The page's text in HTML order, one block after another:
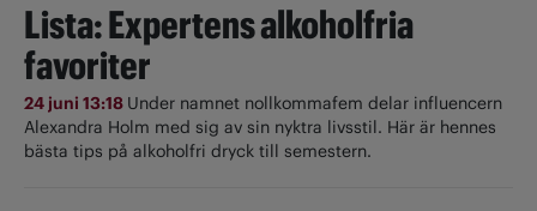
Lista: Expertens alkoholfria
favoriter
24 juni 13:18 Under namnet nollkommafem delar influencern
Alexandra Holm med sig av sin nyktra livsstil. Här är hennes
bästa tips på alkoholfri dryck till semestern.